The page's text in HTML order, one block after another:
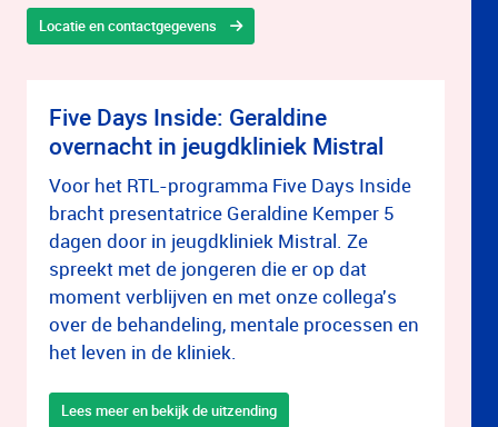
Locatie en contactgegevens
Five Days Inside: Geraldine
overnacht in jeugdkliniek Mistral
Voor het RTL-programma Five Days Inside
bracht presentatrice Geraldine Kemper 5
dagen door in jeugdkliniek Mistral. Ze
spreekt met de jongeren die er op dat
moment verblijven en met onze collega's
over de behandeling, mentale processen en
het leven in de kliniek.
Lees meer en bekijk de uitzending